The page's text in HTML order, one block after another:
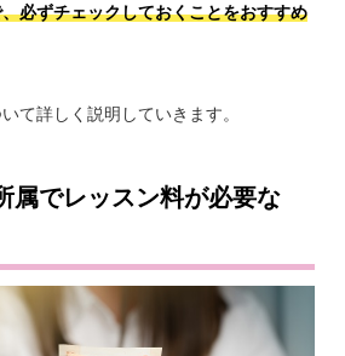
必ずチェックしておくことをおすすめ
て詳しく説明していきます。
属でレッスン料が必要な